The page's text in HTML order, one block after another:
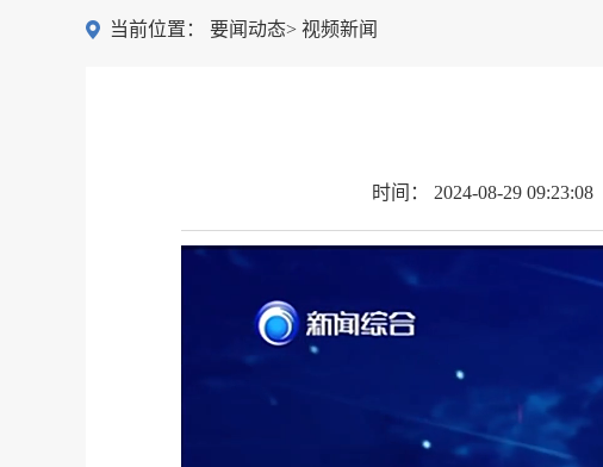
当前位置： 要闻动态> 视频新闻
时间： 2024-08-29 09:23:08